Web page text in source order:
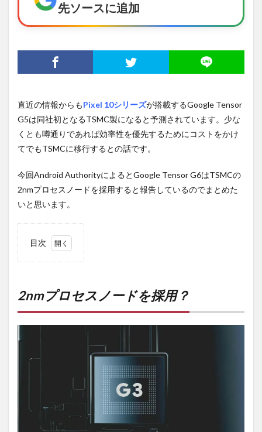
先ソースに追加
直近の情報からもPixel 10シリーズが搭載するGoogle Tensor
G5は同社初となるTSMC製になると予測されています。少な
くとも噂通りであれば効率性を優先するためにコストをかけ
てでもTSMCに移行するとの話です。
今回Android AuthorityによるとGoogle Tensor G6はTSMCの
2nmプロセスノードを採用すると報告しているのでまとめた
いと思います。
目次
ノー
ドを
PR)
オン
2nmプロセスノードを採用？